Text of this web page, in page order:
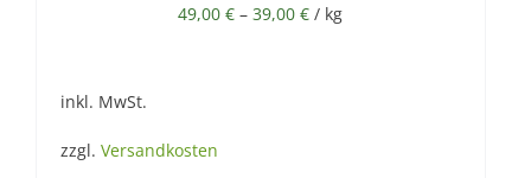
49,00€ –39,00€ / kg
inkl. MwSt.
zzgl. Versandkosten